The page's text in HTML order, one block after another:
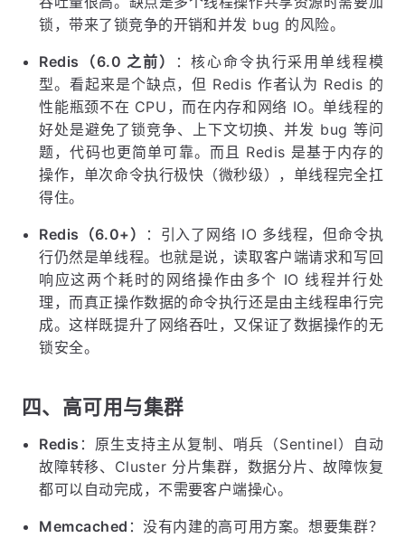
锁，带来了锁竞争的开销和并发 bug 的风险。
Redis（6.0 之前）
：核心命令执行采用单线程模
型。看起来是个缺点，但 Redis 作者认为 Redis 的
性能瓶颈不在 CPU，而在内存和网络 IO。单线程的
好处是避免了锁竞争、上下文切换、并发 bug 等问
题，代码也更简单可靠。而且 Redis 是基于内存的
操作，单次命令执行极快（微秒级），单线程完全扛
得住。
Redis（6.0+）
：引入了网络 IO 多线程，但命令执
行仍然是单线程。也就是说，读取客户端请求和写回
响应这两个耗时的网络操作由多个 IO 线程并行处
理，而真正操作数据的命令执行还是由主线程串行完
成。这样既提升了网络吞吐，又保证了数据操作的无
锁安全。
四、高可用与集群
Redis ：原生支持主从复制、哨兵（Sentinel）自动
故障转移、Cluster 分片集群，数据分片、故障恢复
都可以自动完成，不需要客户端操心。
Memcached ：没有内建的高可用方案。想要集群？